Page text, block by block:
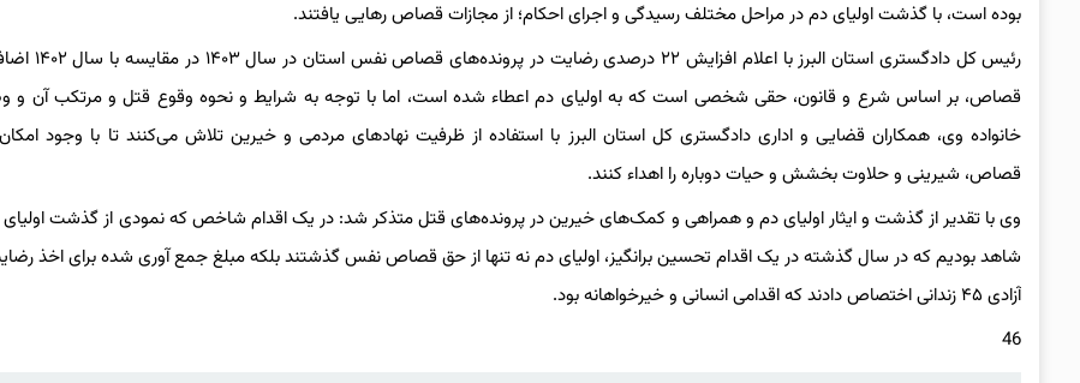
بوده است، با گذشت اولیای دم در مراحل مختلف رسیدگی و اجرای احکام؛ از مجازات قصاص رهایی یافتند.
رئیس کل دادگستری استان البرز با اعلام
قصاص، بر اساس شرع و قانون، حقی شخصی است که به اولیای دم اعطاء شده است، اما با توجه به شرایط و نحوه وقوع قتل و مرتکب آن و
خانواده وی، همکاران قضایی و اداری دادگستری کل استان البرز با استفاده از ظرفیت نهادهای مردمی و خیرین تلاش می‌کنند تا با وجود
قصاص، شیرینی و حلاوت بخشش و حیات دوباره را اهداء کنند.
وی با تقدیر از گذشت و ایثار اولیای دم و همراهی و کمک‌های خیرین در پرونده‌های قتل متذکر شد: در یک اقدام شاخص که نمودی از گذشت اولیای
شاهد بودیم که در سال گذشته در یک اقدام تحسین برانگیز، اولیای دم نه تنها از حق قصاص نفس گذشتند بلکه مبلغ جمع آوری شده برای اخذ
آزادی ۴۵ زندانی اختصاص دادند که اقدامی انسانی و خیرخواهانه بود.
46